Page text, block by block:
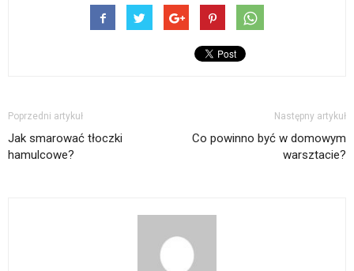
Poprzedni artykuł
Jak smarować tłoczki
hamulcowe?
Następny artykuł
Co powinno być w domowym
warsztacie?